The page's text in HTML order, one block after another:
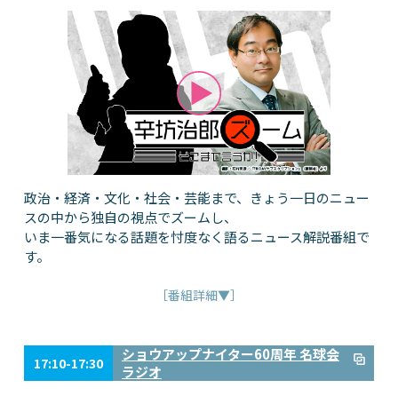
政治・経済・文化・社会・芸能まで、きょう一日のニュー
スの中から独自の視点でズームし、
いま一番気になる話題を忖度なく語るニュース解説番組で
す。
［番組詳細▼］
17:10-17:30
ショウアップナイター60周年 名球会
ラジオ